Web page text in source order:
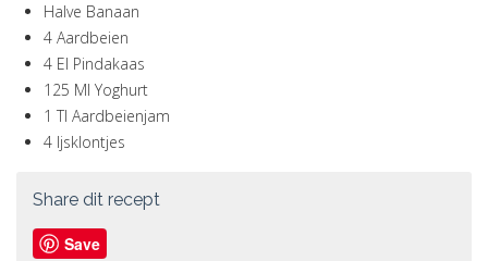
Halve Banaan
4 Aardbeien
4 El Pindakaas
125 Ml Yoghurt
1 Tl Aardbeienjam
4 Ijsklontjes
Share dit recept
Save